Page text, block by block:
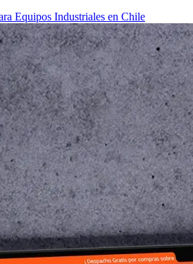
Equipos Industriales en Chile